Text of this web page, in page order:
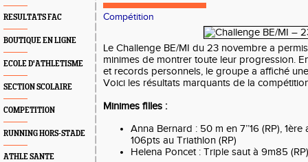
RESULTATS FAC
BOUTIQUE EN LIGNE
ECOLE D'ATHLETISME
SECTION SCOLAIRE
COMPETITION
RUNNING HORS-STADE
ATHLE SANTE
Compétition
Le Challenge BE/MI du 23 novembre a
minimes de montrer toute leur progression.
et records personnels, le groupe a affiché
Voici les résultats marquants de la
Minimes filles :
Anna Bernard : 50 m en 7’’16 (RP), 1ère
106pts au Triathlon (RP)
Helena Poncet : Triple saut à 9m85 (RP)